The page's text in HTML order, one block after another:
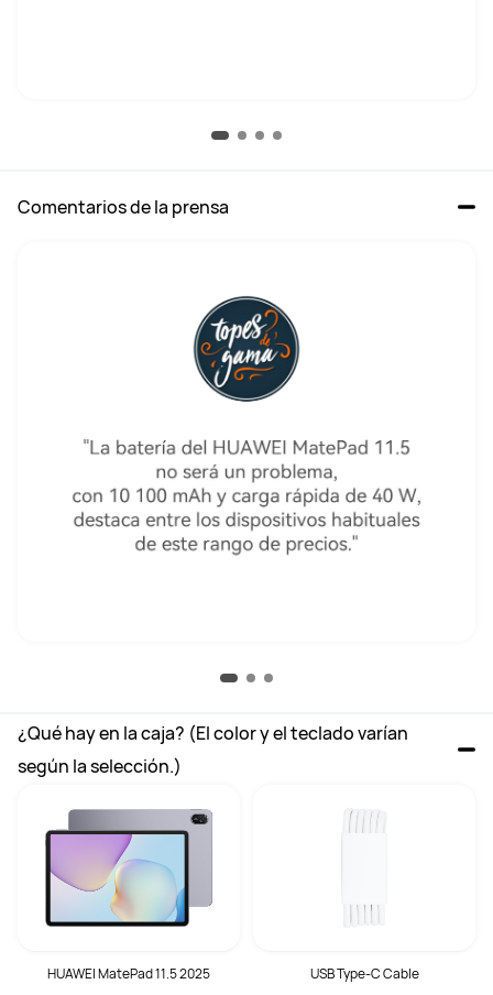
Comentarios de la prensa
¿Qué hay en la caja? (El color y el teclado varían
según la selección.)
HUAWEI MatePad 11.5 2025 USB Type-C Cable